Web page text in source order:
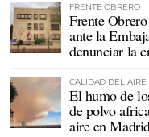
FRENTE OBRERO
Frente
ante la
denunciar la
CALIDAD DEL AIRE
El humo de
de polvo
aire en